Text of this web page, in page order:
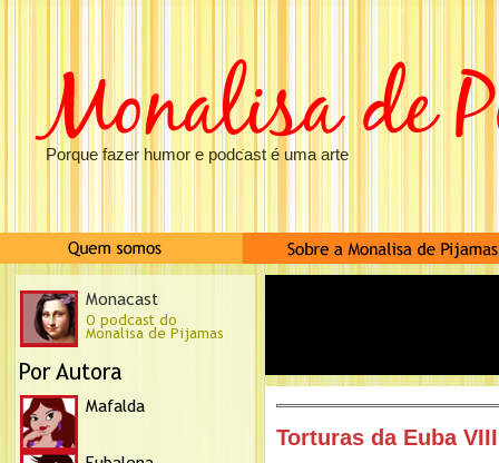
Porque fazer humor e podcast é uma arte
Torturas da Euba VIII